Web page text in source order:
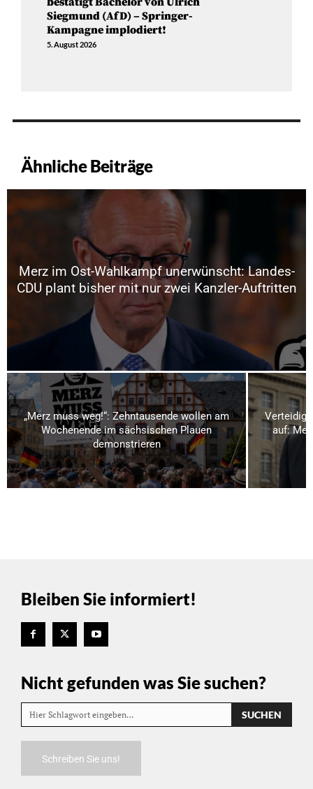
Siegmund (AfD) – Springer-
Kampagne implodiert!
5. August 2026
Ähnliche Beiträge
Merz im Ost-Wahlkampf unerwünscht: Landes-
CDU plant bisher mit nur zwei Kanzler-Auftritten
„Merz muss weg!“: Zehntausende wollen am
Wochenende im sächsischen Plauen
demonstrieren
auf:
Bleiben Sie informiert!
Nicht gefunden was Sie suchen?
Hier Schlagwort eingeben… SUCHEN
Schreiben Sie uns!